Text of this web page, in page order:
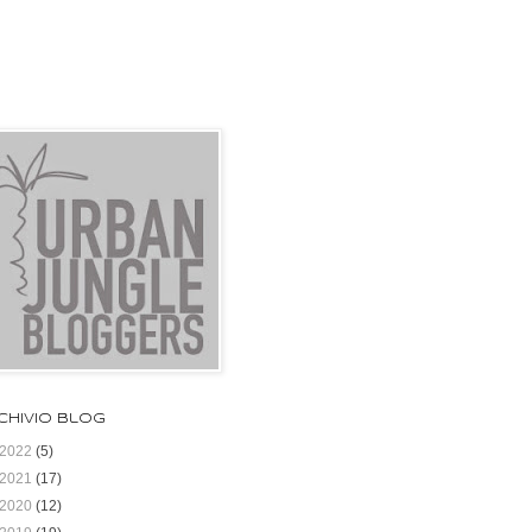
blog
2022 (5)
2021 (17)
2020 (12)